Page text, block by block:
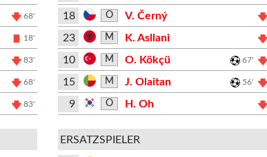
68'
18'
83'
68'
83'
18
O V. Černý
23 M K. Asllani
10 M O. Kökçü 67'
15 M J. Olaitan 56'
9 O H. Oh
ERSATZSPIELER